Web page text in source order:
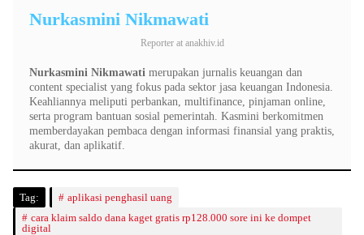
Nurkasmini Nikmawati
Reporter at anakhiv.id
Nurkasmini Nikmawati merupakan jurnalis keuangan dan
content specialist yang fokus pada sektor jasa keuangan Indonesia.
Keahliannya meliputi perbankan, multifinance, pinjaman online,
serta program bantuan sosial pemerintah. Kasmini berkomitmen
memberdayakan pembaca dengan informasi finansial yang praktis,
akurat, dan aplikatif.
Tag:
aplikasi penghasil uang
cara klaim saldo dana kaget gratis rp128.000 sore ini ke dompet
digital